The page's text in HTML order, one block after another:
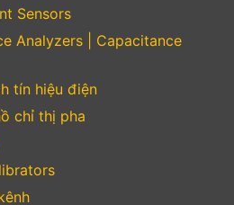
Sensors
Analyzers | Capacitance
tín hiệu điện
chỉ thị pha